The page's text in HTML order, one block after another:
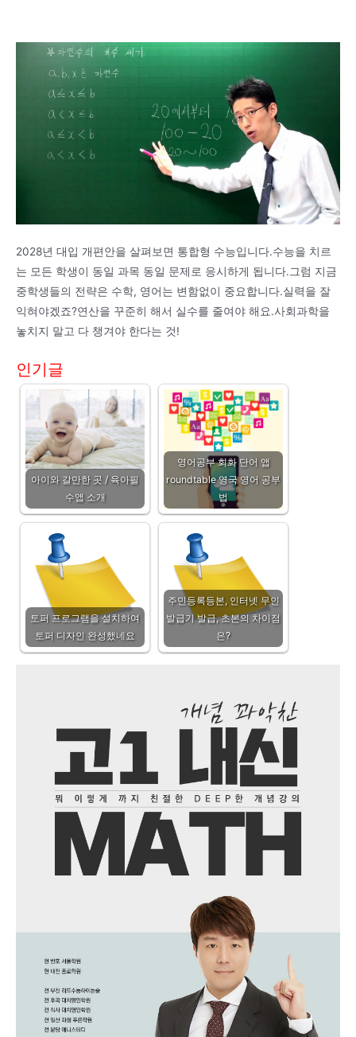
2028년 대입 개편안을 살펴보면 통합형 수능입니다.수능을 치르
는 모든 학생이 동일 과목 동일 문제로 응시하게 됩니다.그럼 지금
중학생들의 전략은 수학, 영어는 변함없이 중요합니다.실력을 잘
익혀야겠죠?연산을 꾸준히 해서 실수를 줄여야 해요.사회과학을
놓치지 말고 다 챙겨야 한다는 것!
인기글
아이와 갈만한 곳 / 육아필
수앱 소개
영어공부 회화 단어 앱
roundtable 영국 영어 공부
법
토퍼 프로그램을 설치하여
토퍼 디자인 완성했네요
주민등록등본, 인터넷 무인
발급기 발급, 초본의 차이점
은?